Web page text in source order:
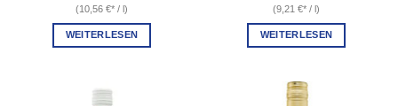
(10,56 € / )
WEITERLESEN
(9,21 € / )
WEITERLESEN